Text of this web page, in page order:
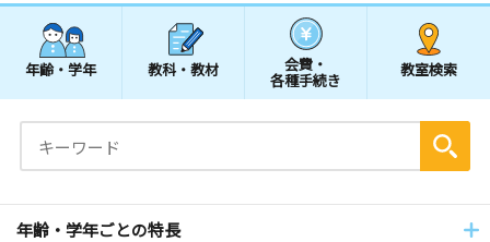
年齢・学年 教科・教材 会費・
各種手続き
教室検索
年齢・学年ごとの特長